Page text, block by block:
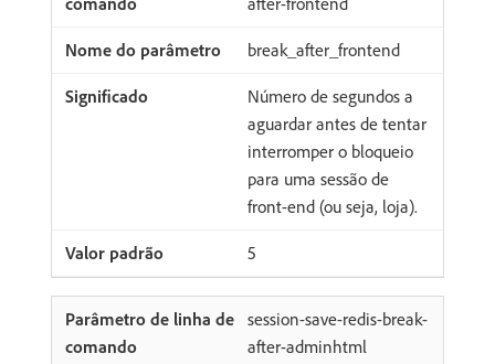
break_after_frontend
Número de segundos a
aguardar antes de tentar
interromper o bloqueio
para uma sessão de
front-end (ou seja, loja).
5
session-save-redis-break-
after-adminhtml